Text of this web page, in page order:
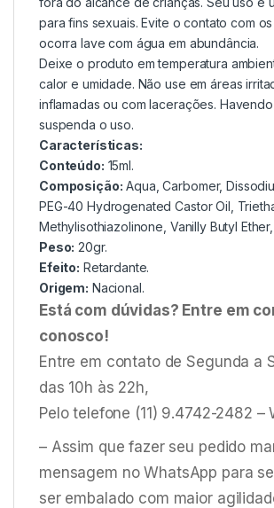
para fins sexuais. Evite o contato com
ocorra lave com água em abundância.
Deixe o produto em temperatura
calor e umidade. Não use em áreas
inflamadas ou com lacerações.
suspenda o uso.
Características:
Conteúdo: 15ml.
Composição: Aqua, Carbomer,
PEG-40 Hydrogenated Castor Oil,
Methylisothiazolinone, Vanilly Butyl Ether,
Peso: 20gr.
Efeito: Retardante.
Origem: Nacional.
Está com dúvidas? Entre em
conosco!
Entre em contato de Segunda a
das 10h às 22h,
Pelo telefone (11) 9.4742-2482 –
– Assim que fazer seu pedido
mensagem no WhatsApp para
ser embalado com maior